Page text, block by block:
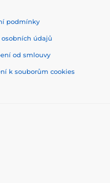
podmínky
osobních údajů
od smlouvy
k souborům cookies